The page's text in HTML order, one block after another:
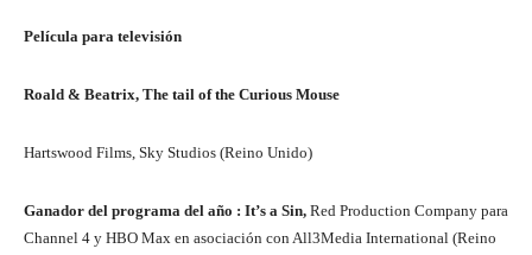
Película para televisión
Roald & Beatrix, The tail of the Curious Mouse
Hartswood Films, Sky Studios (Reino Unido)
Ganador del programa del año : It’s a Sin, Red Production Company para
Channel 4 y HBO Max en asociación con All3Media International (Reino